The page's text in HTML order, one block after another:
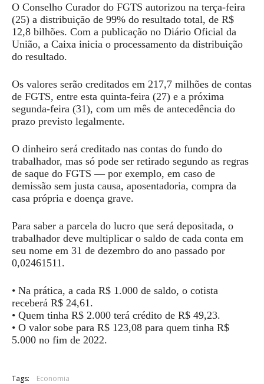
O Conselho Curador do FGTS autorizou na terça-feira
(25) a distribuição de 99% do resultado total, de R$
12,8 bilhões. Com a publicação no Diário Oficial da
União, a Caixa inicia o processamento da distribuição
do resultado.
Os valores serão creditados em 217,7 milhões de contas
de FGTS, entre esta quinta-feira (27) e a próxima
segunda-feira (31), com um mês de antecedência do
prazo previsto legalmente.
O dinheiro será creditado nas contas do fundo do
trabalhador, mas só pode ser retirado segundo as regras
de saque do FGTS — por exemplo, em caso de
demissão sem justa causa, aposentadoria, compra da
casa própria e doença grave.
Para saber a parcela do lucro que será depositada, o
trabalhador deve multiplicar o saldo de cada conta em
seu nome em 31 de dezembro do ano passado por
0,02461511.
• Na prática, a cada R$ 1.000 de saldo, o cotista
receberá R$ 24,61.
• Quem tinha R$ 2.000 terá crédito de R$ 49,23.
• O valor sobe para R$ 123,08 para quem tinha R$
5.000 no fim de 2022.
Tags: Economia